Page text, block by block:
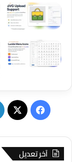
فيسبوك
‫X
آخر تعديل